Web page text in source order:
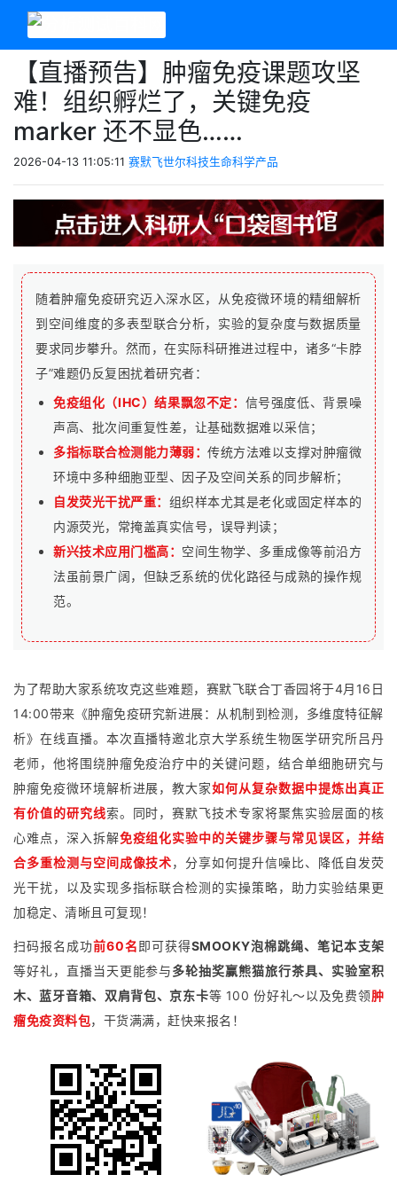
【直播预告】肿瘤免疫课题攻坚
难！组织孵烂了，关键免疫
marker 还不显色……
2026-04-13 11:05:11 赛默飞世尔科技生命科学产品
随着肿瘤免疫研究迈入深水区，从免疫微环境的精细解析
到空间维度的多表型联合分析，实验的复杂度与数据质量
要求同步攀升。然而，在实际科研推进过程中，诸多“卡脖
子”难题仍反复困扰着研究者：
免疫组化（IHC）结果飘忽不定： 信号强度低、背景噪
声高、批次间重复性差，让基础数据难以采信；
多指标联合检测能力薄弱： 传统方法难以支撑对肿瘤微
环境中多种细胞亚型、因子及空间关系的同步解析；
自发荧光干扰严重： 组织样本尤其是老化或固定样本的
内源荧光，常掩盖真实信号，误导判读；
新兴技术应用门槛高： 空间生物学、多重成像等前沿方
法虽前景广阔，但缺乏系统的优化路径与成熟的操作规
范。
为了帮助大家系统攻克这些难题，赛默飞联合丁香园将于4月16日
14:00带来《肿瘤免疫研究新进展：从机制到检测，多维度特征解
析》在线直播。本次直播特邀北京大学系统生物医学研究所吕丹
老师，他将围绕肿瘤免疫治疗中的关键问题，结合单细胞研究与
肿瘤免疫微环境解析进展，教大家如何从复杂数据中提炼出真正
有价值的研究线索。同时，赛默飞技术专家将聚焦实验层面的核
心难点，深入拆解免疫组化实验中的关键步骤与常见误区，并结
合多重检测与空间成像技术，分享如何提升信噪比、降低自发荧
光干扰，以及实现多指标联合检测的实操策略，助力实验结果更
加稳定、清晰且可复现！
扫码报名成功前60名即可获得SMOOKY泡棉跳绳、笔记本支架
等好礼，直播当天更能参与多轮抽奖赢熊猫旅行茶具、实验室积
木、蓝牙音箱、双肩背包、京东卡等 100 份好礼～以及免费领肿
瘤免疫资料包，干货满满，赶快来报名！